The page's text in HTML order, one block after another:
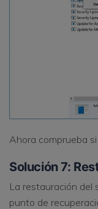
Ahora comprueba
Solución 7:
La restauración del
punto de